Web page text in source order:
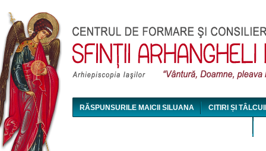
RĂSPUNSURILE MAICII SILUANA CITIRI ȘI